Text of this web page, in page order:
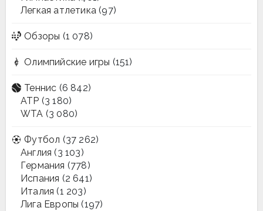
Легкая атлетика (97)
Обзоры (1 078)
Олимпийские игры (151)
Теннис (6 842)
ATP (3 180)
WTA (3 080)
Футбол (37 262)
Англия (3 103)
Германия (778)
Испания (2 641)
Италия (1 203)
Лига Европы (197)